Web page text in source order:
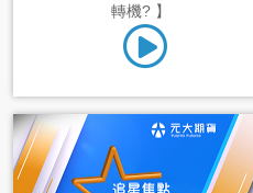
轉機? 】